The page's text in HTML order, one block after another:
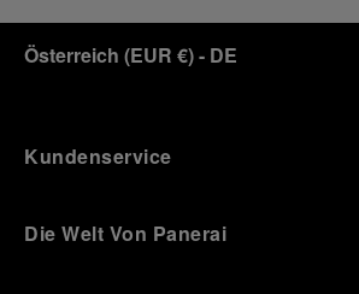
Österreich (EUR €)- DE
Kundenservice
Die Welt Von Panerai